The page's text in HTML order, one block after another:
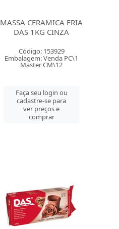
MASSA CERAMICA FRIA
DAS 1KG CINZA
Código: 153929
Embalagem: Venda PC\1
Master CM\12
Faça seu login ou
cadastre-se para
ver preços e
comprar